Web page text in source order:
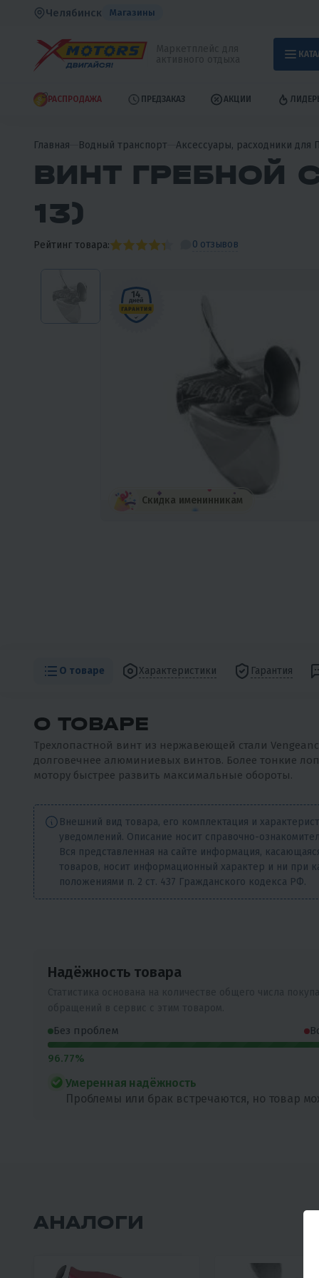
Челябинск Магазины
РАСПРОДАЖА ПРЕДЗАКАЗ АКЦИИ
Главная Водный транспорт Аксессуары, расходники для
ВИНТ ГРЕБНОЙ
13)
Рейтинг товара: 0 отзывов
Скидка именинникам
О товаре Характеристики Гарантия
О ТОВАРЕ
Трехлопастной винт из нержавеющей стали
долговечнее алюминиевых винтов. Более тонкие
мотору быстрее развить максимальные обороты.
Внешний вид товара, его комплектация и
уведомлений. Описание носит справочно-
Вся представленная на сайте информация,
товаров, носит информационный характер и ни при
положениями п. 2 ст. 437 Гражданского кодекса РФ.
Надёжность товара
Без проблем
96.77%
Умеренная надёжность
Проблемы или брак встречаются, но товар
АНАЛОГИ